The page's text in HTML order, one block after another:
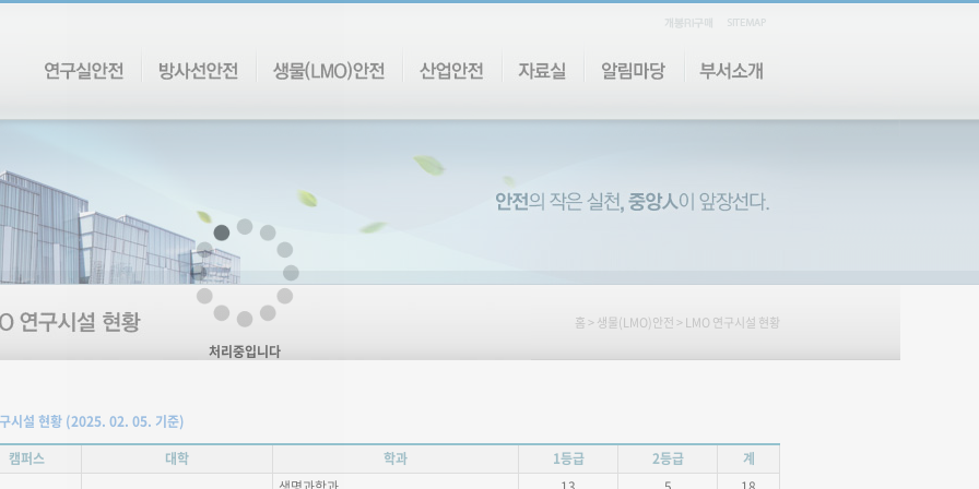
홈 >생물(LMO)안전 > LMO 연구시설 현황
시설 현황 (2025. 02. 05. 기준)
캠퍼스
대학 학과 1등급 2등급
계
처리중입니다